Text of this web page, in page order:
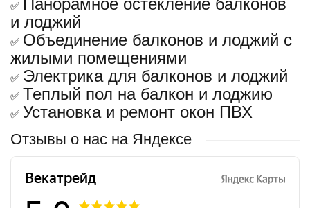
✅ Панорамное остекление балконов
и лоджий
✅ Объединение балконов и лоджий с
жилыми помещениями
✅ Электрика для балконов и лоджий
✅ Теплый пол на балкон и лоджию
✅ Установка и ремонт окон ПВХ
Отзывы о нас на Яндексе